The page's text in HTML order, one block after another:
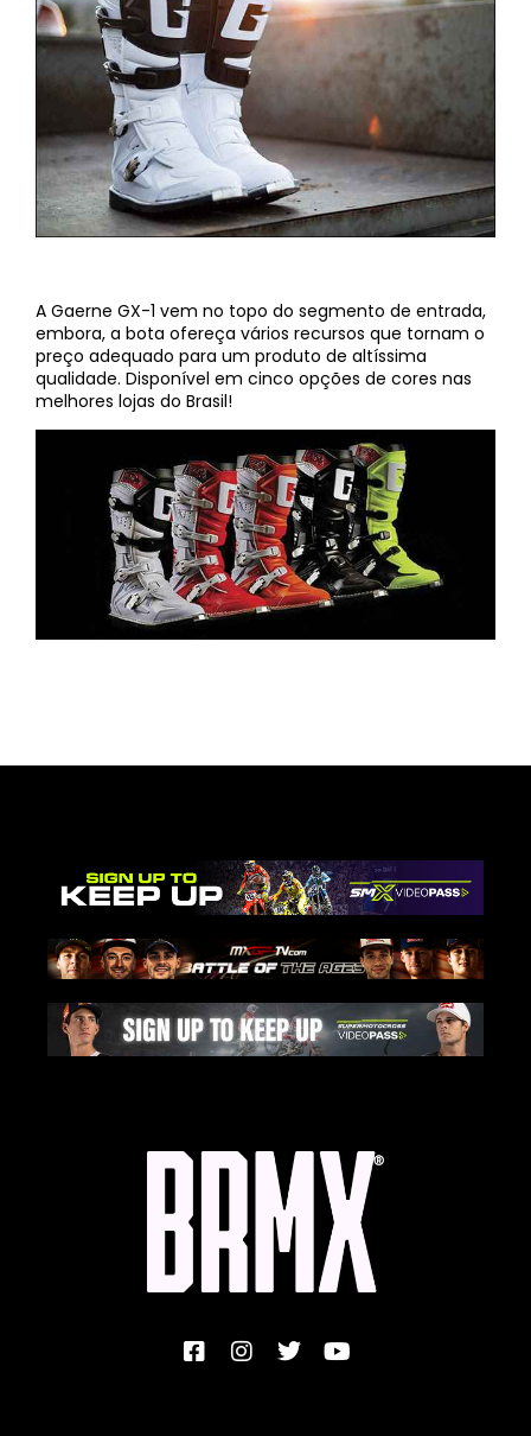
A Gaerne GX-1 vem no topo do segmento de entrada,
embora, a bota ofereça vários recursos que tornam o
preço adequado para um produto de altíssima
qualidade. Disponível em cinco opções de cores nas
melhores lojas do Brasil!